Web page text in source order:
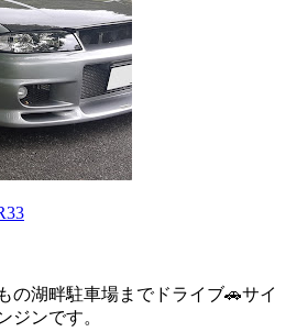
の湖畔駐車場までドライブ🚗サイ
ジンです。